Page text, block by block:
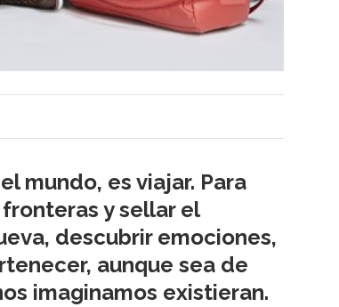
mundo, es viajar. Para
y sellar el
descubrir emociones,
aunque sea de
imaginamos existieran.